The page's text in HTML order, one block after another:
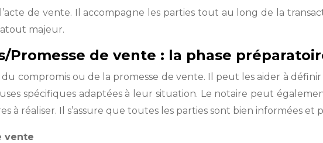
de vente. Il accompagne les parties tout au long de la
atout majeur.
Promesse de vente : la phase
compromis ou de la promesse de vente. Il peut les aider à définir
spécifiques adaptées à leur situation. Le notaire peut
à réaliser. Il s’assure que toutes les parties sont bien informées et
vente